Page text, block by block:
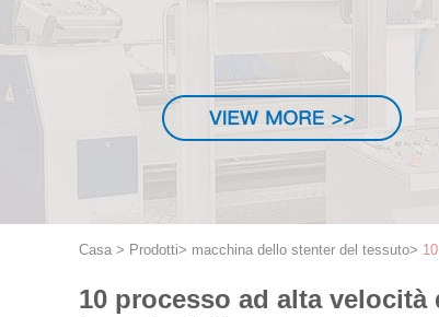
Casa > Prodotti> macchina dello stenter del tessuto>
10 processo ad alta